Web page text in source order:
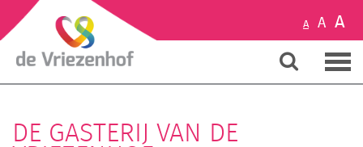
A A A
DE GASTERIJ VAN DE